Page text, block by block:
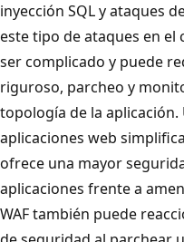
inyección SQL y ataques
este tipo de ataques en el
ser complicado y puede
riguroso, parcheo y
topología de la
aplicaciones web
ofrece una mayor
aplicaciones frente a
WAF también puede